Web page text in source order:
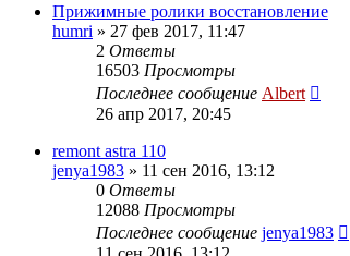
Прижимные ролики восстановление
humri » 27 фев 2017, 11:47
2 Ответы
16503 Просмотры
Последнее сообщение Albert
26 апр 2017, 20:45
remont astra 110
jenya1983 » 11 сен 2016, 13:12
0 Ответы
12088 Просмотры
Последнее сообщение jenya1983